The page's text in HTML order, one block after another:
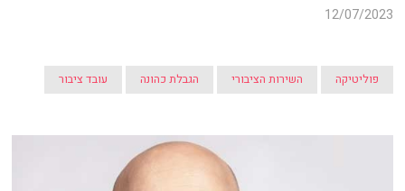
12/07/2023
פוליטיקה השירות הציבורי הגבלת כהונה עובד ציבור